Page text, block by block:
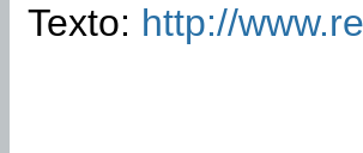
Texto: http://